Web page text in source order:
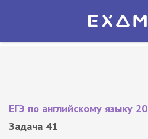
Экзамер — ЕГЭ 2027
ЕГЭ по английскому языку
Задача 41